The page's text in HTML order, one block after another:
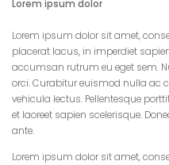
Lorem ipsum dolor
Lorem ipsum dolor sit amet,
placerat lacus, in imperdiet
accumsan rutrum eu eget sem.
orci. Curabitur euismod nulla ac
vehicula lectus. Pellentesque
et laoreet sapien scelerisque.
ante.
Lorem ipsum dolor sit amet,